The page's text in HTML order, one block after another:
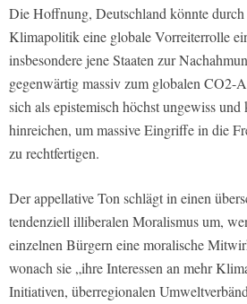
Die Hoffnung, Deutschland könnte durch
Klimapolitik eine globale Vorreiterrolle
insbesondere jene Staaten zur
gegenwärtig massiv zum globalen CO2-
sich als epistemisch höchst ungewiss
hinreichen, um massive Eingriffe in die
zu rechtfertigen.
Der appellative Ton schlägt in einen
tendenziell illiberalen Moralismus um,
einzelnen Bürgern eine moralische
wonach sie „ihre Interessen an mehr
Initiativen, überregionalen